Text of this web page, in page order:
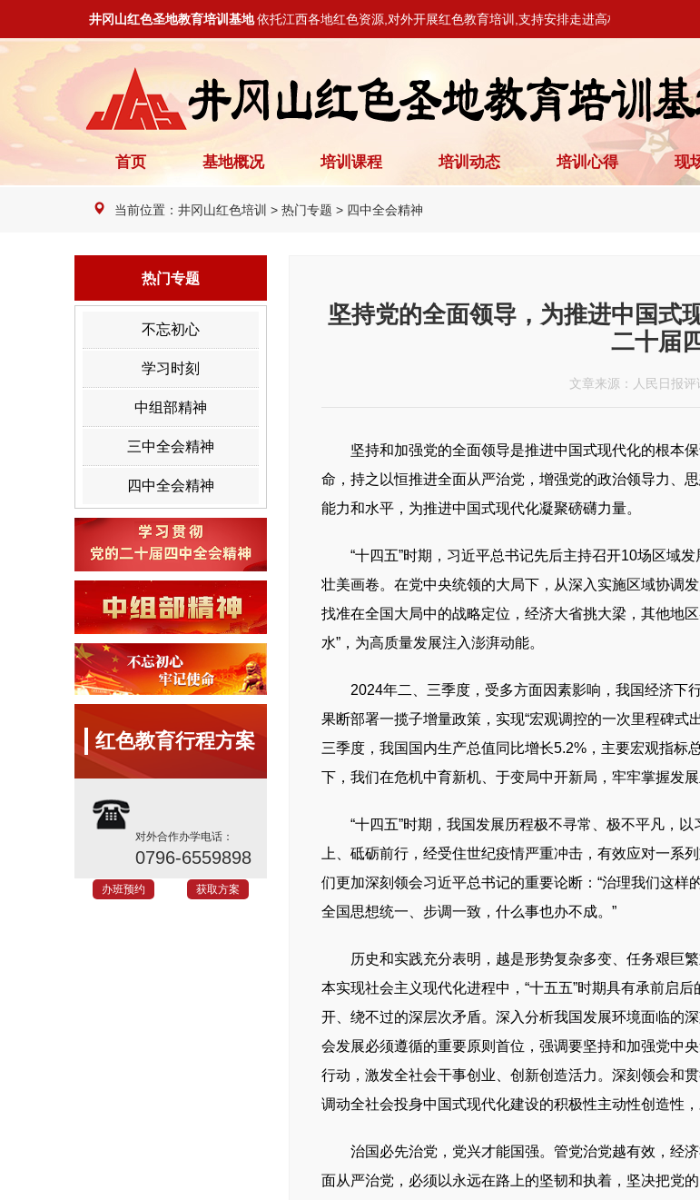
井冈山红色圣地教育培训基地依托江西各地红色资源,对外开展红色教育培训,支持安排走进高校、党校开展教
首页 基地概况 培训课程 培训动态 培训心得 现
当前位置： 井冈山红色培训 > 热门专题 > 四中全会精神
热门专题
不忘初心
学习时刻
中组部精神
三中全会精神
四中全会精神
红色教育行程方案
对外合作办学电话：
0796-6559898
办班预约 获取方案
坚持党的全面领导，为推进中国
二十届
文章来源：人民日报
坚持和加强党的全面领导是推进中国式现代化的根本保
命，持之以恒推进全面从严治党，增强党的政治领导力、
能力和水平，为推进中国式现代化凝聚磅礴力量。
“十四五”时期，习近平总书记先后主持召开10场区域发
壮美画卷。在党中央统领的大局下，从深入实施区域协调
找准在全国大局中的战略定位，经济大省挑大梁，其他地
水”，为高质量发展注入澎湃动能。
2024年二、三季度，受多方面因素影响，我国经济下
果断部署一揽子增量政策，实现“宏观调控的一次里程碑
三季度，我国国内生产总值同比增长5.2%，主要宏观指标
下，我们在危机中育新机、于变局中开新局，牢牢掌握发展
“十四五”时期，我国发展历程极不寻常、极不平凡，以
上、砥砺前行，经受住世纪疫情严重冲击，有效应对一系
们更加深刻领会习近平总书记的重要论断：“治理我们这
全国思想统一、步调一致，什么事也办不成。”
历史和实践充分表明，越是形势复杂多变、任务艰巨繁
本实现社会主义现代化进程中，“十五五”时期具有承前启
开、绕不过的深层次矛盾。深入分析我国发展环境面临的
会发展必须遵循的重要原则首位，强调要坚持和加强党中
行动，激发全社会干事创业、创新创造活力。深刻领会和
调动全社会投身中国式现代化建设的积极性主动性创造性
治国必先治党，党兴才能国强。管党治党越有效，经济
面从严治党，必须以永远在路上的坚韧和执着，坚决把党